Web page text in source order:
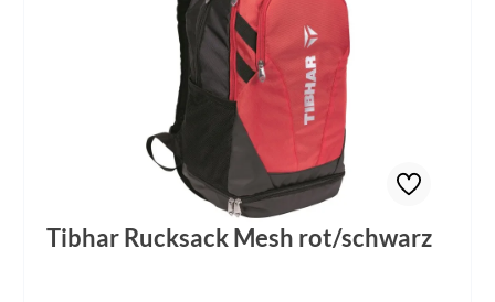
Tibhar Rucksack Mesh rot/schwarz